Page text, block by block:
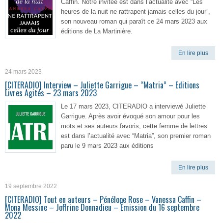
Caffin. Notre invitée est dans l’actualité avec “Les
heures de la nuit ne rattrapent jamais celles du jour”,
son nouveau roman qui paraît ce 24 mars 2023 aux
éditions de La Martinière.
En lire plus
24 mars 2023
[CITERADIO] Interview – Juliette Garrigue – “Matria” – Editions
Livres Agités – 23 mars 2023
Le 17 mars 2023, CITERADIO a interviewé Juliette
Garrigue. Après avoir évoqué son amour pour les
mots et ses auteurs favoris, cette femme de lettres
est dans l’actualité avec “Matria”, son premier roman
paru le 9 mars 2023 aux éditions
En lire plus
19 septembre 2022
[CITERADIO] Tout en auteurs – Pénélope Rose – Vanessa Caffin –
Mona Messine – Joffrine Donnadieu – Émission du 16 septembre
2022